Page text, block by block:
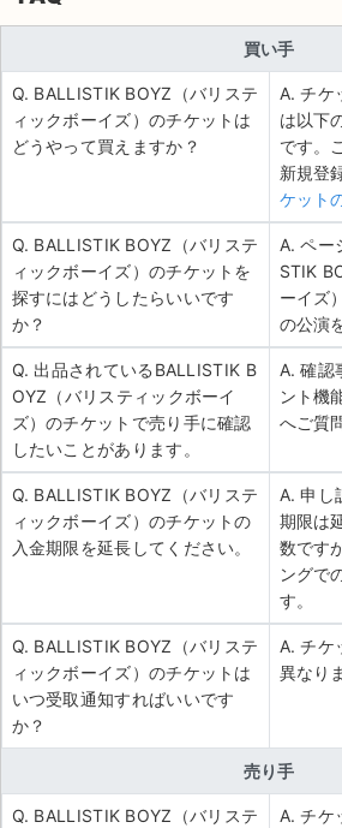
買い手
Q. BALLISTIK BOYZ（バリステ
ィックボーイズ）のチケットは
どうやって買えますか？
A. チケ
は以下
です。
新規登
ケット
Q. BALLISTIK BOYZ（バリステ
ィックボーイズ）のチケットを
探すにはどうしたらいいです
か？
A. ペー
STIK
ーイズ
の公演
Q. 出品されているBALLISTIK B
OYZ（バリスティックボーイ
ズ）のチケットで売り手に確認
したいことがあります。
A. 確認
ント機
へご質
Q. BALLISTIK BOYZ（バリステ
ィックボーイズ）のチケットの
入金期限を延長してください。
A. 申し
期限は
数です
ングで
す。
Q. BALLISTIK BOYZ（バリステ
ィックボーイズ）のチケットは
いつ受取通知すればいいです
か？
A. チケ
異なり
売り手
Q. BALLISTIK BOYZ（バリステ
A. チケ